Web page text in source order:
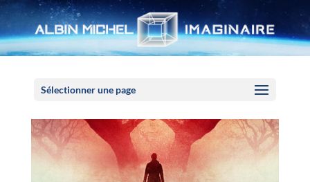
Sélectionner une page
Panneau de gestion des cookies